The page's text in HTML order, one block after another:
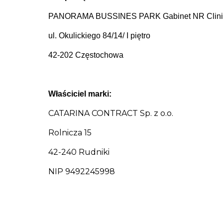
PANORAMA BUSSINES PARK Gabinet NR
ul. Okulickiego 84/14/ I piętro
42-202 Częstochowa
Właściciel marki:
CATARINA CONTRACT Sp. z o.o.
Rolnicza 15
42-240 Rudniki
NIP 9492245998